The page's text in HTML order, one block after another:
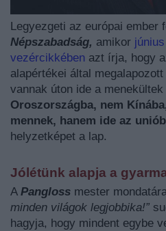
Legyezgeti az európai ember
Népszabadság, amikor
vezércikkében azt írja, hogy
alapértékei által
vannak úton ide a menekültek
Oroszországba, nem
mennek, hanem ide az
helyzetképet a lap.
Jólétünk alapja a
A Pangloss mester
minden világok legjobbika!”
hagyja, hogy mindent egybe